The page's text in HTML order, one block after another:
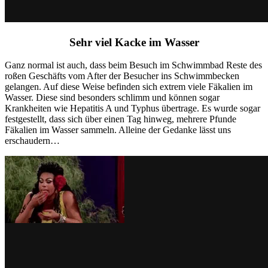
Sehr viel Kacke im Wasser
Ganz normal ist auch, dass beim Besuch im Schwimmbad Reste des
roßen Geschäfts vom After der Besucher ins Schwimmbecken
gelangen. Auf diese Weise befinden sich extrem viele Fäkalien im
Wasser. Diese sind besonders schlimm und können sogar
Krankheiten wie Hepatitis A und Typhus übertrage. Es wurde sogar
festgestellt, dass sich über einen Tag hinweg, mehrere Pfunde
Fäkalien im Wasser sammeln. Alleine der Gedanke lässt uns
erschaudern…